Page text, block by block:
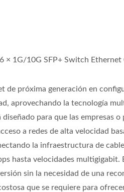
× 1G/10G SFP+ Switch Ethernet
de próxima generación en
aprovechando la tecnología
para que las empresas o
a redes de alta velocidad
la infraestructura de
hasta velocidades multigigabit.
sin la necesidad de una
que se requiere para